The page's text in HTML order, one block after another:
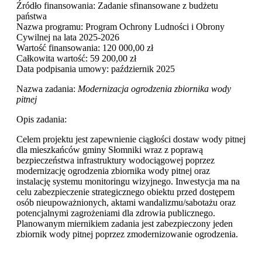
Źródło finansowania: Zadanie sfinansowane z budżetu
państwa
Nazwa programu: Program Ochrony Ludności i Obrony
Cywilnej na lata 2025-2026
Wartość finansowania: 120 000,00 zł
Całkowita wartość: 59 200,00 zł
Data podpisania umowy: październik 2025
Nazwa zadania: Modernizacja ogrodzenia zbiornika wody
pitnej
Opis zadania:
Celem projektu jest zapewnienie ciągłości dostaw wody pitnej
dla mieszkańców gminy Słomniki wraz z poprawą
bezpieczeństwa infrastruktury wodociągowej poprzez
modernizację ogrodzenia zbiornika wody pitnej oraz
instalację systemu monitoringu wizyjnego. Inwestycja ma na
celu zabezpieczenie strategicznego obiektu przed dostępem
osób nieupoważnionych, aktami wandalizmu/sabotażu oraz
potencjalnymi zagrożeniami dla zdrowia publicznego.
Planowanym miernikiem zadania jest zabezpieczony jeden
zbiornik wody pitnej poprzez zmodernizowanie ogrodzenia.